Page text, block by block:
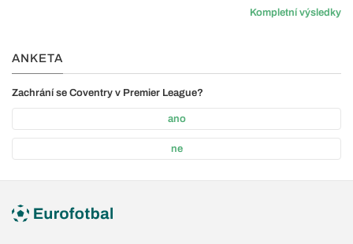
Kompletní výsledky
ANKETA
Zachrání se Coventry v Premier League?
ano
ne